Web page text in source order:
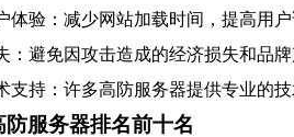
体验：减少网站加载时间，提高用户
：避免因攻击造成的经济损失和品牌
支持：许多高防服务器提供专业的
防服务器排名前十名